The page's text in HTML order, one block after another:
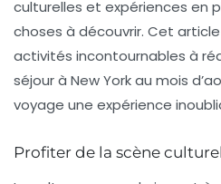
culturelles et expériences en
choses à découvrir. Cet
activités incontournables à
séjour à New York au mois
voyage une expérience
Profiter de la scène